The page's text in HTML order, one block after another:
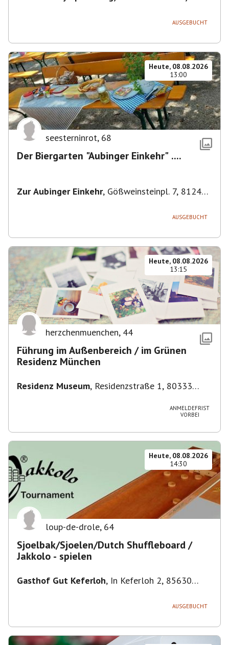
AUSGEBUCHT
Heute, 08.08.2026
13:00
seesterninrot, 68
Der Biergarten "Aubinger Einkehr" ....
Zur Aubinger Einkehr, Gößweinsteinpl. 7, 81249
AUSGEBUCHT
Heute, 08.08.2026
13:15
herzchenmuenchen, 44
Führung im Außenbereich / im Grünen
Residenz München
Residenz Museum, Residenzstraße 1, 80333
ANMELDEFRIST
VORBEI
Heute, 08.08.2026
14:30
loup-de-drole, 64
Sjoelbak/Sjoelen/Dutch Shuffleboard /
Jakkolo - spielen
Gasthof Gut Keferloh, In Keferloh 2, 85630
AUSGEBUCHT